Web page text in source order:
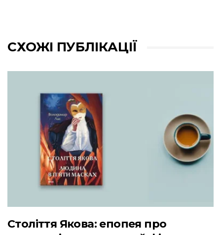
СХОЖІ ПУБЛІКАЦІЇ
Століття Якова: епопея про